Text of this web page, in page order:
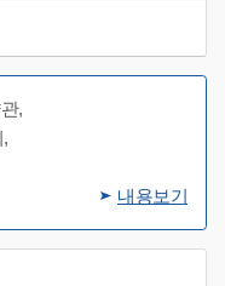
,
내용보기